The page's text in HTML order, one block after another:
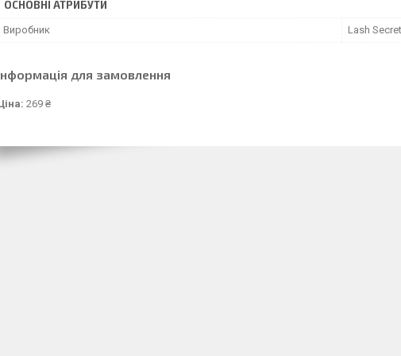
ОСНОВНІ АТРИБУТИ
Виробник Lash Secret
для замовлення
269 ₴